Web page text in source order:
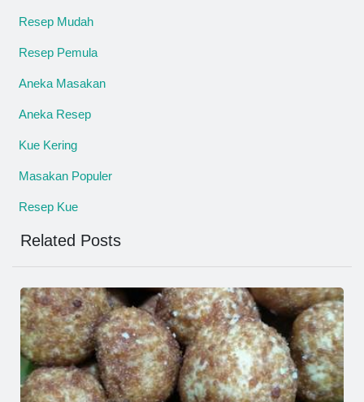
Resep Mudah
Resep Pemula
Aneka Masakan
Aneka Resep
Kue Kering
Masakan Populer
Resep Kue
Related Posts